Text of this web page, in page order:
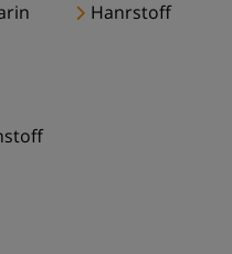
Hanrstoff